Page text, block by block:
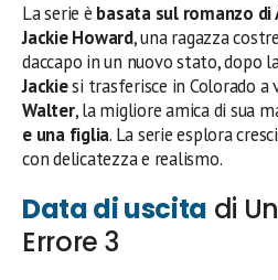
La serie è basata sul romanzo di
Jackie Howard, una ragazza
daccapo in un nuovo stato, dopo
Jackiesi trasferisce in Colorado a
Walter, la migliore amica di sua
e una figlia. La serie esplora
con delicatezza e realismo.
Data di uscita di
Errore 3